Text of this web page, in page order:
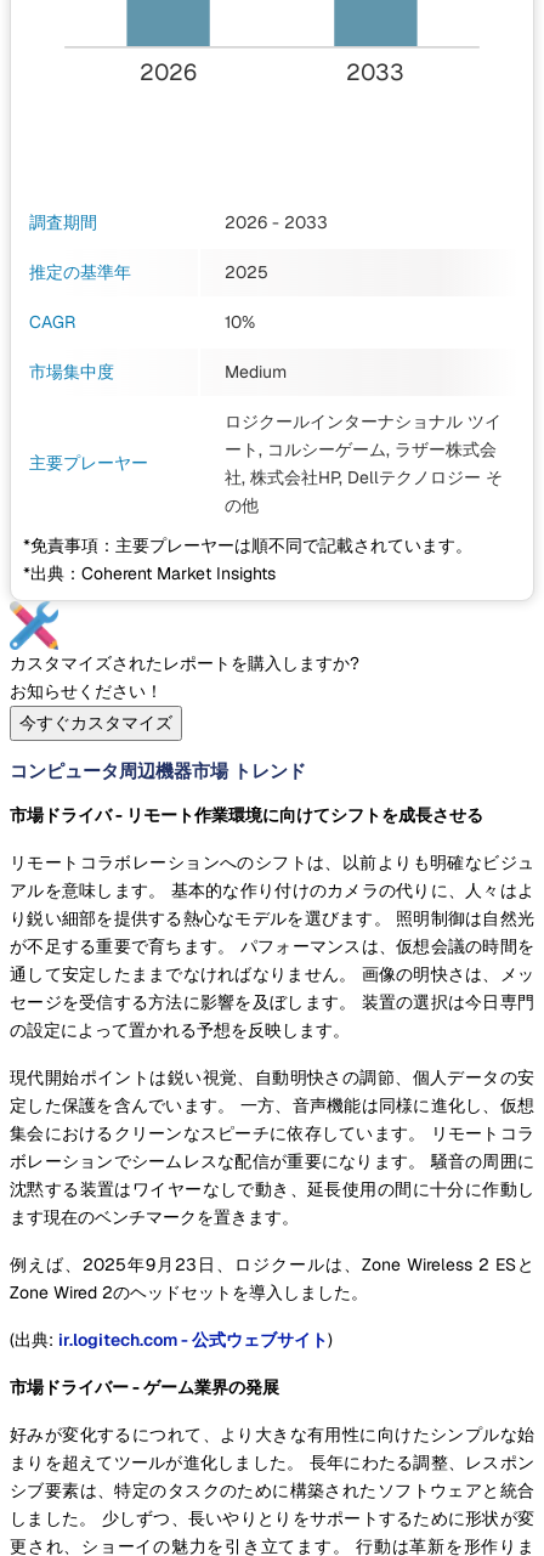
2026 2033
調査期間 2026 - 2033
推定の基準年 2025
CAGR 10%
市場集中度 Medium
主要プレーヤー
ロジクールインターナショナル ツイ
ート, コルシーゲーム, ラザー株式会
社, 株式会社HP, Dellテクノロジー そ
の他
*免責事項：主要プレーヤーは順不同で記載されています。
*出典：Coherent Market Insights
カスタマイズされたレポートを購入しますか?
お知らせください！
今すぐカスタマイズ
コンピュータ周辺機器市場 トレンド
市場ドライバ - リモート作業環境に向けてシフトを成長させる
リモートコラボレーションへのシフトは、以前よりも明確なビジュ
アルを意味します。 基本的な作り付けのカメラの代りに、人々はよ
り鋭い細部を提供する熱心なモデルを選びます。 照明制御は自然光
が不足する重要で育ちます。 パフォーマンスは、仮想会議の時間を
通して安定したままでなければなりません。 画像の明快さは、メッ
セージを受信する方法に影響を及ぼします。 装置の選択は今日専門
の設定によって置かれる予想を反映します。
現代開始ポイントは鋭い視覚、自動明快さの調節、個人データの安
定した保護を含んでいます。 一方、音声機能は同様に進化し、仮想
集会におけるクリーンなスピーチに依存しています。 リモートコラ
ボレーションでシームレスな配信が重要になります。 騒音の周囲に
沈黙する装置はワイヤーなしで動き、延長使用の間に十分に作動し
ます現在のベンチマークを置きます。
例えば、2025年9月23日、ロジクールは、Zone Wireless 2 ESと
Zone Wired 2のヘッドセットを導入しました。
(出典: ir.logitech.com - 公式ウェブサイト)
市場ドライバー - ゲーム業界の発展
好みが変化するにつれて、より大きな有用性に向けたシンプルな始
まりを超えてツールが進化しました。 長年にわたる調整、レスポン
シブ要素は、特定のタスクのために構築されたソフトウェアと統合
しました。 少しずつ、長いやりとりをサポートするために形状が変
更され、ショーイの魅力を引き立てます。 行動は革新を形作りま